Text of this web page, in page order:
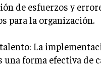
de esfuerzos y
para la organización.
La
una forma efectiva de